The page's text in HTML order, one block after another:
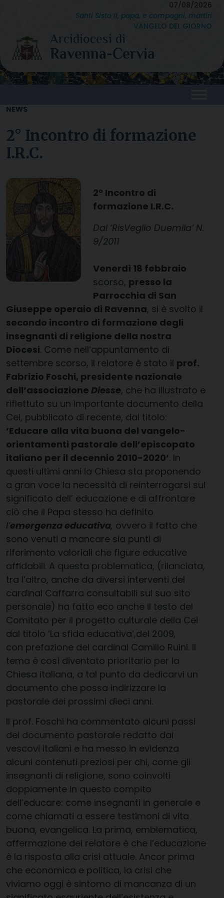
content
07/08/2026
Santi Sisto II, papa, e compagni, martiri
VANGELO DEL GIORNO
NEWS
2° Incontro di formazione
I.R.C.
2° Incontro di
formazione I.R.C.
Dal ‘RisVeglio Duemila’ N.
9/2011
Venerdì 18 febbraio
scorso, presso la
Parrocchia di San
Giuseppe operaio di Ravenna, si è svolto il
secondo incontro di formazione degli
insegnanti di religione della nostra
Diocesi. Come nell’appuntamento di
settembre scorso, il relatore è stato il prof.
Fabrizio Foschi, presidente nazionale
dell’associazione Diesse, che ha illustrato e
riflettuto su un importante documento della
Cei, pubblicato di recente, dal titolo:
‘Educare alla vita buona del vangelo-
orientamenti pastorale dell’episcopato
italiano per il decennio 2010-2020’. In
questi ultimi anni la Chiesa sta proponendo
a gran voce la necessità di reinterrogarsi sul
significato dell’ educazione e di affrontare
ciò che il Papa stesso ha definito
l’emergenza educativa, ovvero il fatto che
sono venuti a mancare sia punti di
riferimento valoriali che figure educative
affidabili. A questa problematica, (rilanciata,
tra l’altro, anche da diversi interventi del
cardinal Caffarra consultabili sul suo sito
personale) ha fatto eco anche il testo del
Comitato per il progetto culturale della Cei
dal titolo ‘La sfida educativa’,del 2009,
con prefazione del cardinal Camillo Ruini. Il
tema è così diventato prioritario per la
Chiesa italiana, a tal punto da dedicarvi un
documento che possa indirizzare la
pastorale dei prossimi dieci anni.
Il prof. Foschi ha commentato alcuni passi
del documento pastorale redatto dai
vescovi italiani e ha messo in evidenza
alcuni contenuti preziosi per chi, come gli
insegnanti di religione, sono coinvolti
doppiamente in questo compito
dell’educare: come insegnanti in generale e
come chiamati a essere testimoni di vita
buona, evangelica. La prima, emblematica,
affermazione del relatore è che l’educazione
è la risposta alla crisi attuale. Ancor prima
che economica e politica, la crisi che
viviamo oggi è sintomo di mancanza di un